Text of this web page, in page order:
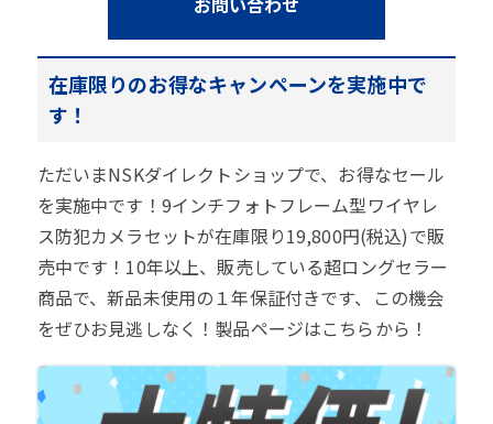
在庫限りのお得なキャンペーンを実施中で
す！
ただいまNSKダイレクトショップで、お得なセール
を実施中です！9インチフォトフレーム型ワイヤレ
ス防犯カメラセットが在庫限り19,800円(税込)で販
売中です！10年以上、販売している超ロングセラー
商品で、新品未使用の１年保証付きです、この機会
をぜひお見逃しなく！製品ページはこちらから！